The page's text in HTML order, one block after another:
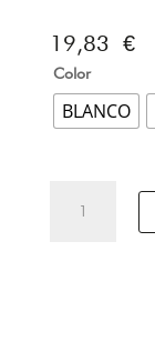
19,83 €
Color
BLANCO
CHAPADO